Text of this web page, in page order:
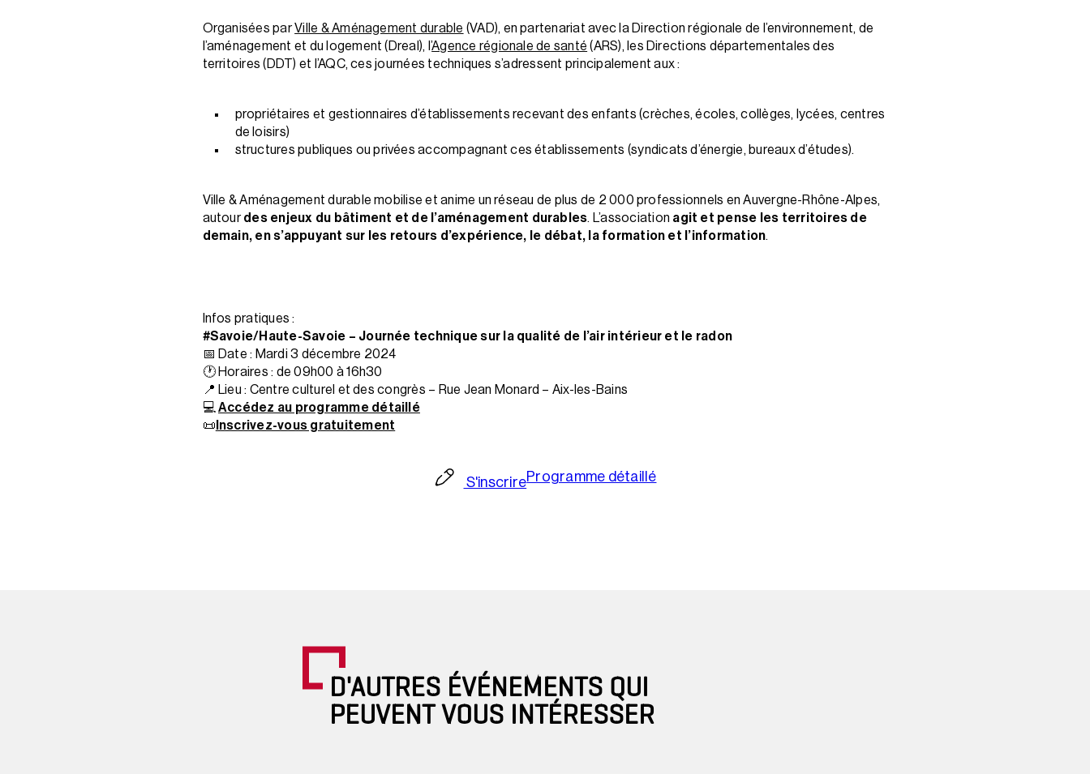
Organisées parVille & Aménagement durable (VAD), en partenariat avec la Direction régionale de l’environnement, de
l’aménagement et du logement (Dreal), l’Agence régionale de santé (ARS), les Directions départementales des
territoires (DDT) et l’AQC, ces journées techniques s’adressent principalement aux :
propriétaires et gestionnaires d’établissements recevant des enfants (crèches, écoles, collèges, lycées, centres
de loisirs)
structures publiques ou privées accompagnant ces établissements (syndicats d’énergie, bureaux d’études).
Ville & Aménagement durable mobilise et anime un réseau de plus de 2 000 professionnels en Auvergne-Rhône-Alpes,
autourdes enjeux du bâtiment et de l’aménagement durables. L’association agit et pense les territoires de
demain, en s’appuyant sur les retours d’expérience, le débat, la formation et l’information.
Infos pratiques :
#Savoie/Haute-Savoie – Journée technique sur la qualité de l’air intérieur et le radon
📅 Date : Mardi 3 décembre 2024
🕐 Horaires : de 09h00 à 16h30
📍 Lieu : Centre culturel et des congrès – Rue Jean Monard – Aix-les-Bains
💻 Accédez au programme détaillé
📜 Inscrivez-vous gratuitement
S'inscrireProgramme détaillé
D'AUTRES ÉVÉNEMENTS QUI
PEUVENT VOUS INTÉRESSER